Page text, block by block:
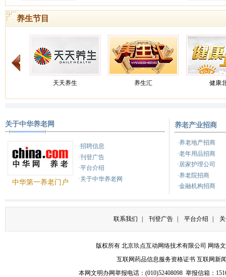
入深度老龄化阶段。[详情]
养生节目
天天养生 养生汇 健康
健康
关于中华养老网
中华第一养老门户
·招聘信息
·刊登广告
·平台介绍
·关于中华养老网
养老产业招商
·养老地产招商
·老年用品招商
·居家护理公司
·养老院招商
·金融机构招商
联系我们 刊登广告 平台介绍
版权所有 北京玖点互动网络技术有限公司 网络
互联网药品信息服务资格证书 互联网新
本网文明办网举报电话：(010)52408098 举报信箱：